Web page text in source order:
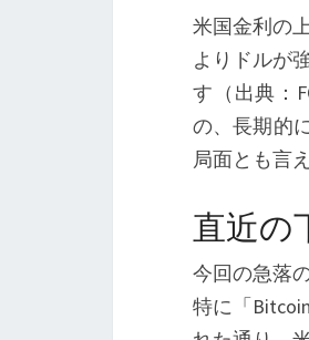
米国金利の
よりドルが
す（出典：
の、長期的
局面とも言
直近の
今回の急落
特に「